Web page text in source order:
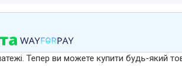
Тепер ви можете купити будь-який